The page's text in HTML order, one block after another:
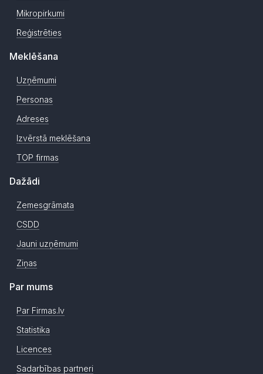
Mikropirkumi
Reģistrēties
Meklēšana
Uzņēmumi
Personas
Adreses
Izvērstā meklēšana
TOP firmas
Dažādi
Zemesgrāmata
CSDD
Jauni uzņēmumi
Ziņas
Par mums
Par Firmas.lv
Statistika
Licences
Sadarbības partneri